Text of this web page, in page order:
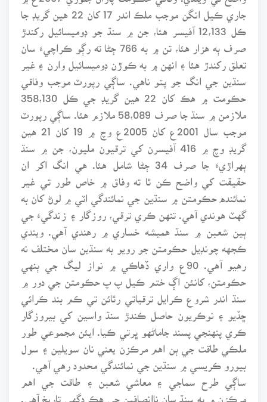
جاري ڪيل انگن موجب ملڪ اندر 17 کان 22 هين گريڊ جا
ڪل 12،133 آفيسر هئا، جن ۾ سنڌ جو ڊوميسائيل رکندڙ
صرف ٻه هزار هئا، تن ۾ به 766 ڄڻا ته رڳو ڪراچيءَ سان
تعلق رکندڙ هئا ۽ انهن ۾ به ڪوڙن ڊوميسائيل وارن ۽ غير
سنڌين جي انگ جو پتو ناهي. ساڳي رپورٽ موجب وفاقي
حڪومت ۾ هڪ کان 22 هين گريڊ جي ڪل 358،130
ملازمن ۾ سنڌ جا صرف 58،089 ملازم هئا. ساڳي رپورٽ
گريڊ وچ ۾ 416 آفيسرن کي ترقيون مليون، جن ۾ سنڌ
ٻهراڙيءَ جا صرف 34 ڄڻا شامل هئا. هي انگ اکر ان
حقيقت کي واضح ڪن ٿا ته وفاق ۾ خاص طور تي غير
نمائنده حڪومتن ۾ سنڌين جي نمائندگي اٽي ۾ لوڻ کان به
گهٽ هوندي آهي. تنهن ڪري ترقي، روزگار ۽ زندگيءَ جي
ٻين شعبن ۾ سنڌ هميشه خساري ۾ رهندي آهي. ويندي
ڪجهه چونڊيل حڪومتن جو رويو به سنڌين سان مختلف نه
رهيو آهي. 90ع واري ڏهاڪي ۾ نواز ليگ جي ٻنهي
حڪومتن، کانئن اڳ ختم ڪيل پ پ حڪومتن جي دور ۾
سنڌ اندر شروع ڪرايل ترقياتي رٿائن تي ڪم بند ڪرائي
ڇڏيو ۽ نوڪريون حاصل ڪندڙ سنڌ واسين کي بيروزگار
ڪري پنهنجي پسند جاماڻهو ڀرتي ڪيا. ايئن مجموعي طور
ملڪي طاقت جي ٻن اهم مرڪزن يعني نان سويلين ۽ سول
بيورو ڪريسي ۾ سنڌين جي نمائندگي محدود رهي آهي.
ساڳي طرح سماجي ۽ معاشي شعبن ۽ طاقت جي اهم
مرڪزن ۾ به سنڌ سان ناانصافين جي هڪ ڊگهي تاريخ آهي.